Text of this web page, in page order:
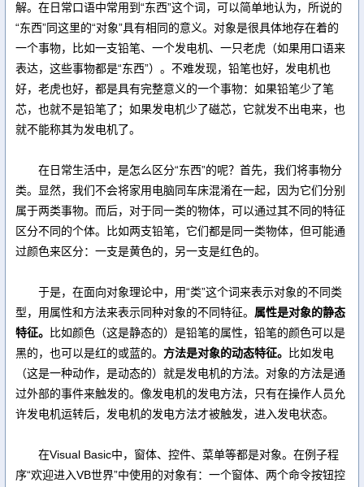
解。在日常口语中常用到“东西”这个词，可以简单地认为，所说的
“东西”同这里的“对象”具有相同的意义。对象是很具体地存在着的
一个事物，比如一支铅笔、一个发电机、一只老虎（如果用口语来
表达，这些事物都是“东西”）。不难发现，铅笔也好，发电机也
好，老虎也好，都是具有完整意义的一个事物：如果铅笔少了笔
芯，也就不是铅笔了；如果发电机少了磁芯，它就发不出电来，也
就不能称其为发电机了。
在日常生活中，是怎么区分“东西”的呢？首先，我们将事物分
类。显然，我们不会将家用电脑同车床混淆在一起，因为它们分别
属于两类事物。而后，对于同一类的物体，可以通过其不同的特征
区分不同的个体。比如两支铅笔，它们都是同一类物体，但可能通
过颜色来区分：一支是黄色的，另一支是红色的。
于是，在面向对象理论中，用“类”这个词来表示对象的不同类
型，用属性和方法来表示同种对象的不同特征。 属性是对象的静态
特征。
比如颜色（这是静态的）是铅笔的属性，铅笔的颜色可以是
黑的，也可以是红的或蓝的。 方法是对象的动态特征。
比如发电
（这是一种动作，是动态的）就是发电机的方法。对象的方法是通
过外部的事件来触发的。像发电机的发电方法，只有在操作人员允
许发电机运转后，发电机的发电方法才被触发，进入发电状态。
在Visual Basic中，窗体、控件、菜单等都是对象。在例子程
序“欢迎进入VB世界”中使用的对象有：一个窗体、两个命令按钮控